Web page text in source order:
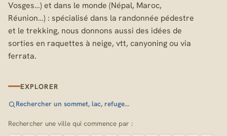
Vosges…) et dans le monde (Népal, Maroc,
Réunion…) : spécialisé dans la randonnée pédestre
et le trekking, nous donnons aussi des idées de
sorties en raquettes à neige, vtt, canyoning ou via
ferrata.
EXPLORER
Rechercher un sommet, lac, refuge…
Rechercher une ville qui commence par :